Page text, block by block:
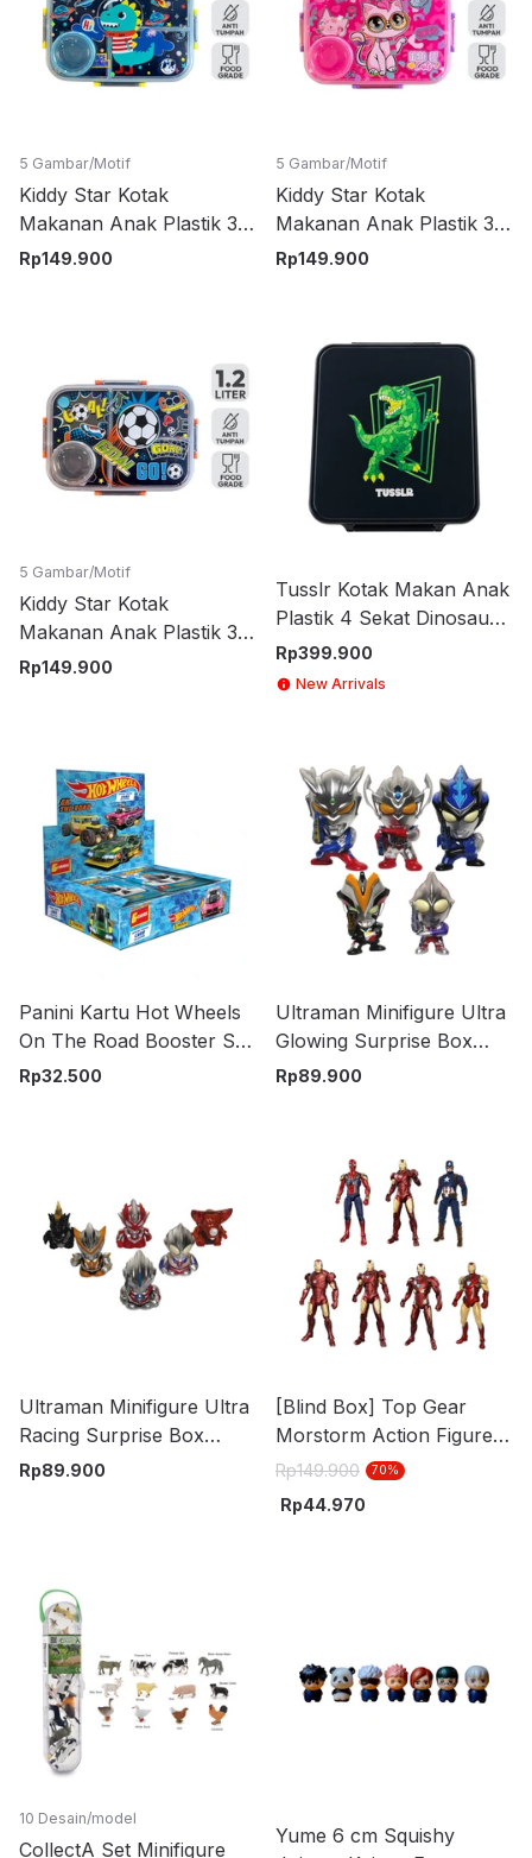
5 Gambar/Motif
Kiddy Star Kotak
Makanan Anak Plastik 3
Sekat Space Dino 1.2 Liter
Rp149.900
5 Gambar/Motif
Kiddy Star Kotak
Makanan Anak Plastik 3
Sekat Cat 1.2 Liter - Pink
Rp149.900
5 Gambar/Motif
Kiddy Star Kotak
Makanan Anak Plastik 3
Sekat Ball 1.2 Liter - Biru
Rp149.900
Tusslr Kotak Makan Anak
Plastik 4 Sekat Dinosaur
1.35 Liter - Hitam
Rp399.900
New Arrivals
Panini Kartu Hot Wheels
On The Road Booster Set
6 Pcs Random
Rp32.500
Ultraman Minifigure Ultra
Glowing Surprise Box
Random
Rp89.900
Ultraman Minifigure Ultra
Racing Surprise Box
Random
Rp89.900
[Blind Box] Top Gear
Morstorm Action Figure
Marvel
Rp149.900 70%
Rp44.970
10 Desain/model
CollectA Set Minifigure
Yume 6 cm Squishy